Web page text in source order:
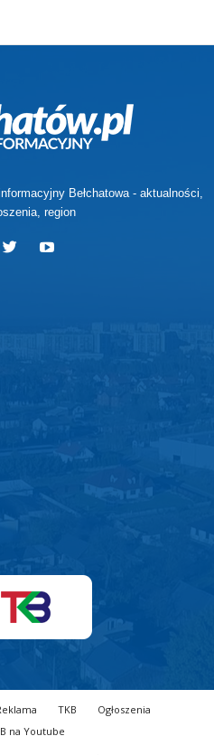
Bełchatowa - aktualności,
region
TKB
Ogłoszenia
na Youtube